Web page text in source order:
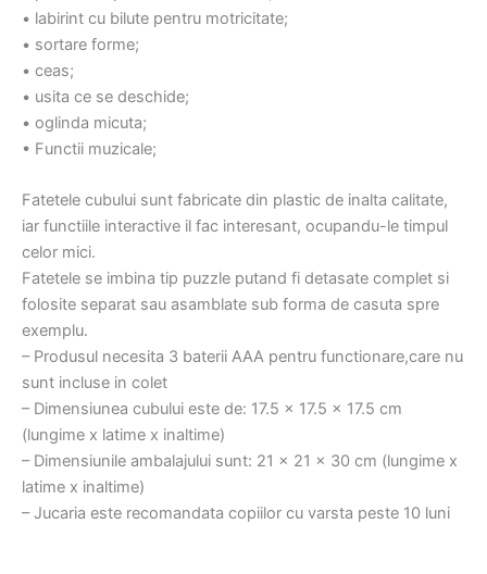
• labirint cu bilute pentru motricitate;
• sortare forme;
• ceas;
• usita ce se deschide;
• oglinda micuta;
• Functii muzicale;
Fatetele cubului sunt fabricate din plastic de inalta calitate,
iar functiile interactive il fac interesant, ocupandu-le timpul
celor mici.
Fatetele se imbina tip puzzle putand fi detasate complet si
folosite separat sau asamblate sub forma de casuta spre
exemplu.
– Produsul necesita 3 baterii AAA pentru functionare,care nu
sunt incluse in colet
– Dimensiunea cubului este de: 17.5 x 17.5 x 17.5 cm
(lungime x latime x inaltime)
– Dimensiunile ambalajului sunt: 21 x 21 x 30 cm (lungime x
latime x inaltime)
– Jucaria este recomandata copiilor cu varsta peste 10 luni